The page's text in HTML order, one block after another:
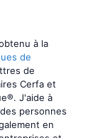
à la
de
de
Cerfa et
J'aide à
personnes
en